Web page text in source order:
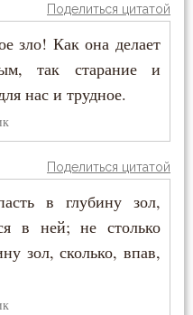
Поделиться цитатой
зло! Как она делает
так старание и
нас и трудное.
Поделиться цитатой
в глубину зол,
в ней; не столько
зол, сколько, впав,